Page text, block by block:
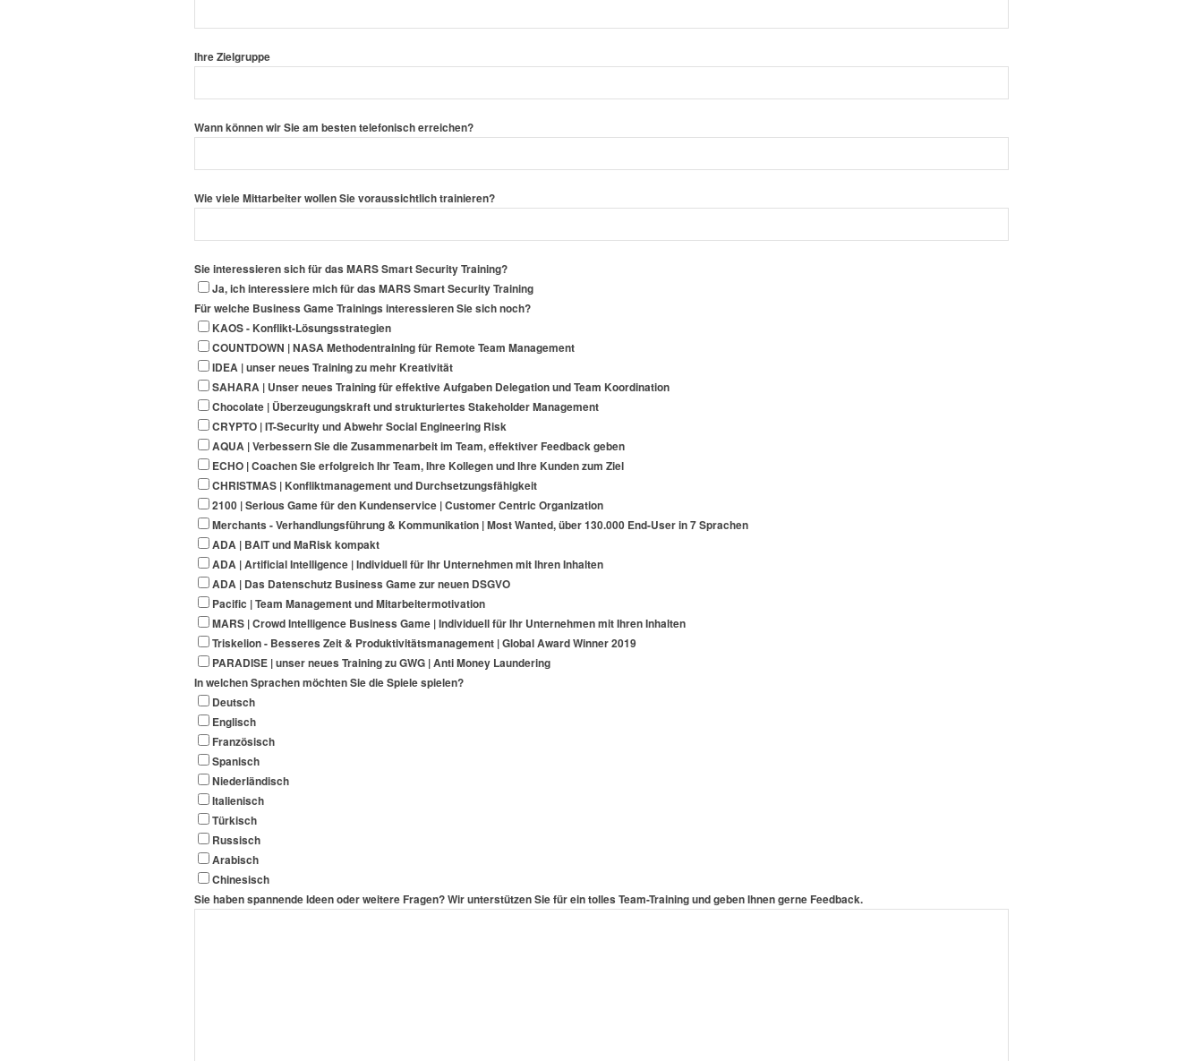
Ihre Zielgruppe
Wann können wir Sie am besten telefonisch erreichen?
Wie viele Mittarbeiter wollen Sie voraussichtlich trainieren?
Sie interessieren sich für das MARS Smart Security Training?
Ja, ich interessiere mich für das MARS Smart Security Training
Für welche Business Game Trainings interessieren Sie sich noch?
KAOS - Konflikt-Lösungsstrategien
COUNTDOWN | NASA Methodentraining für Remote Team Management
IDEA | unser neues Training zu mehr Kreativität
SAHARA | Unser neues Training für effektive Aufgaben Delegation und Team Koordination
Chocolate | Überzeugungskraft und strukturiertes Stakeholder Management
CRYPTO | IT-Security und Abwehr Social Engineering Risk
AQUA | Verbessern Sie die Zusammenarbeit im Team, effektiver Feedback geben
ECHO | Coachen Sie erfolgreich Ihr Team, Ihre Kollegen und Ihre Kunden zum Ziel
CHRISTMAS | Konfliktmanagement und Durchsetzungsfähigkeit
2100 | Serious Game für den Kundenservice | Customer Centric Organization
Merchants - Verhandlungsführung & Kommunikation | Most Wanted, über 130.000 End-User in 7 Sprachen
ADA | BAIT und MaRisk kompakt
ADA | Artificial Intelligence | Individuell für Ihr Unternehmen mit Ihren Inhalten
ADA | Das Datenschutz Business Game zur neuen DSGVO
Pacific | Team Management und Mitarbeitermotivation
MARS | Crowd Intelligence Business Game | Individuell für Ihr Unternehmen mit Ihren Inhalten
Triskelion - Besseres Zeit & Produktivitätsmanagement | Global Award Winner 2019
PARADISE | unser neues Training zu GWG | Anti Money Laundering
In welchen Sprachen möchten Sie die Spiele spielen?
Deutsch
Englisch
Französisch
Spanisch
Niederländisch
Italienisch
Türkisch
Russisch
Arabisch
Chinesisch
Sie haben spannende Ideen oder weitere Fragen? Wir unterstützen Sie für ein tolles Team-Training und geben Ihnen gerne Feedback.